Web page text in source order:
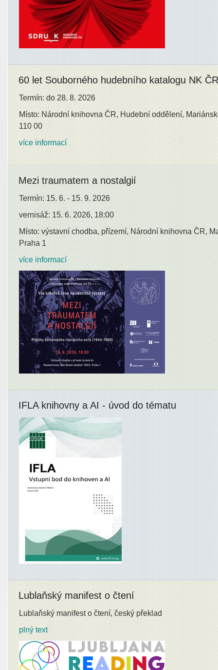
60 let Souborného hudebního katalogu NK ČR
Termín: do 28. 8. 2026
Místo: Národní knihovna ČR, Hudební oddělení,
110 00
více informací
Mezi traumatem a nostalgií
Termín: 15. 6. - 15. 9. 2026
vernisáž: 15. 6. 2026, 18:00
Místo: výstavní chodba, přízemí, Národní knihovna ČR,
Praha 1
více informací
IFLA knihovny a AI - úvod do tématu
Lublaňský manifest o čtení
Lublaňský manifest o čtení, český překlad
plný text